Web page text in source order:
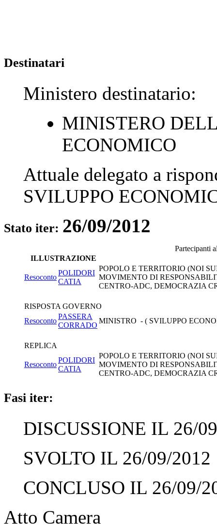
Destinatari
Ministero destinatario:
MINISTERO
ECONOMICO
Attuale delegato a
SVILUPPO
Stato iter: 26/09/2012
Partecipanti
ILLUSTRAZIONE
Resoconto
POLIDORI
CATIA
POPOLO E TERRITORIO (NOI
MOVIMENTO DI
CENTRO-ADC, DEMOCRAZIA
RISPOSTA GOVERNO
Resoconto
PASSERA
CORRADO
MINISTRO - ( SVILUPPO
REPLICA
Resoconto
POLIDORI
CATIA
POPOLO E TERRITORIO (NOI
MOVIMENTO DI
CENTRO-ADC, DEMOCRAZIA
Fasi iter:
DISCUSSIONE IL 26/
SVOLTO IL 26/09/2012
CONCLUSO IL 26/09/
Atto Camera